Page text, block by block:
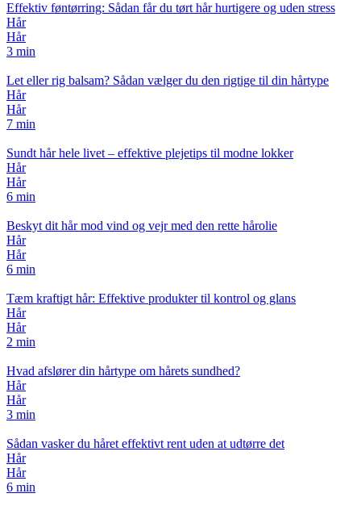
Effektiv føntørring: Sådan får du tørt hår hurtigere og uden stress
Hår
Hår
3 min
Let eller rig balsam? Sådan vælger du den rigtige til din hårtype
Hår
Hår
7 min
Sundt hår hele livet – effektive plejetips til modne lokker
Hår
Hår
6 min
Beskyt dit hår mod vind og vejr med den rette hårolie
Hår
Hår
6 min
Tæm kraftigt hår: Effektive produkter til kontrol og glans
Hår
Hår
2 min
Hvad afslører din hårtype om hårets sundhed?
Hår
Hår
3 min
Sådan vasker du håret effektivt rent uden at udtørre det
Hår
Hår
6 min